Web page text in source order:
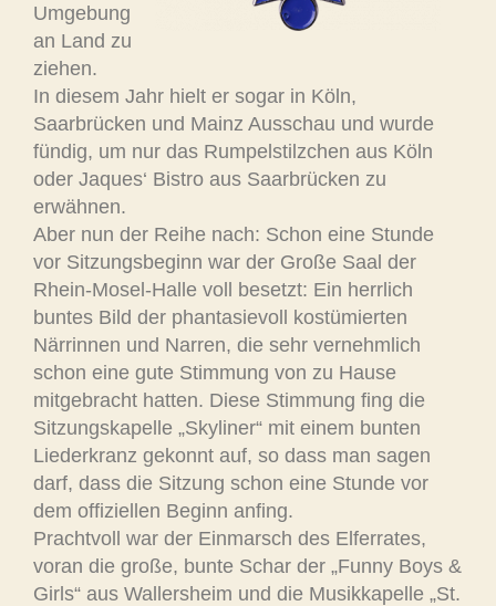
Umgebung
an Land zu
ziehen.
In diesem Jahr hielt er sogar in Köln,
Saarbrücken und Mainz Ausschau und wurde
fündig, um nur das Rumpelstilzchen aus Köln
oder Jaques‘ Bistro aus Saarbrücken zu
erwähnen.
Aber nun der Reihe nach: Schon eine Stunde
vor Sitzungsbeginn war der Große Saal der
Rhein-Mosel-Halle voll besetzt: Ein herrlich
buntes Bild der phantasievoll kostümierten
Närrinnen und Narren, die sehr vernehmlich
schon eine gute Stimmung von zu Hause
mitgebracht hatten. Diese Stimmung fing die
Sitzungskapelle „Skyliner“ mit einem bunten
Liederkranz gekonnt auf, so dass man sagen
darf, dass die Sitzung schon eine Stunde vor
dem offiziellen Beginn anfing.
Prachtvoll war der Einmarsch des Elferrates,
voran die große, bunte Schar der „Funny Boys &
Girls“ aus Wallersheim und die Musikkapelle „St.